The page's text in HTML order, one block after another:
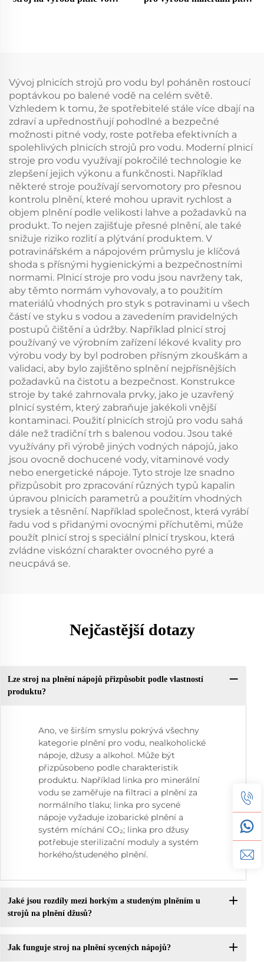
Vývoj plnicích strojů pro vodu byl poháněn rostoucí
poptávkou po balené vodě na celém světě.
Vzhledem k tomu, že spotřebitelé stále více dbají na
zdraví a upřednostňují pohodlné a bezpečné
možnosti pitné vody, roste potřeba efektivních a
spolehlivých plnicích strojů pro vodu. Moderní plnicí
stroje pro vodu využívají pokročilé technologie ke
zlepšení jejich výkonu a funkčnosti. Například
některé stroje používají servomotory pro přesnou
kontrolu plnění, které mohou upravit rychlost a
objem plnění podle velikosti lahve a požadavků na
produkt. To nejen zajišťuje přesné plnění, ale také
snižuje riziko rozlití a plýtvání produktem. V
potravinářském a nápojovém průmyslu je klíčová
shoda s přísnými hygienickými a bezpečnostními
normami. Plnicí stroje pro vodu jsou navrženy tak,
aby těmto normám vyhovovaly, a to použitím
materiálů vhodných pro styk s potravinami u všech
částí ve styku s vodou a zavedením pravidelných
postupů čištění a údržby. Například plnicí stroj
používaný ve výrobním zařízení lékové kvality pro
výrobu vody by byl podroben přísným zkouškám a
validaci, aby bylo zajištěno splnění nejpřísnějších
požadavků na čistotu a bezpečnost. Konstrukce
stroje by také zahrnovala prvky, jako je uzavřený
plnicí systém, který zabraňuje jakékoli vnější
kontaminaci. Použití plnicích strojů pro vodu sahá
dále než tradiční trh s balenou vodou. Jsou také
využívány při výrobě jiných vodných nápojů, jako
jsou ovocně dochucené vody, vitaminové vody
nebo energetické nápoje. Tyto stroje lze snadno
přizpůsobit pro zpracování různých typů kapalin
úpravou plnicích parametrů a použitím vhodných
trysiek a těsnění. Například společnost, která vyrábí
řadu vod s přidanými ovocnými příchutěmi, může
použít plnicí stroj s speciální plnicí tryskou, která
zvládne viskózní charakter ovocného pyré a
neucpává se.
Nejčastější dotazy
Lze stroj na plnění nápojů přizpůsobit podle vlastností
produktu?
Ano, ve širším smyslu pokrývá všechny
kategorie plnění pro vodu, nealkoholické
nápoje, džusy a alkohol. Může být
přizpůsobeno podle charakteristik
produktu. Například linka pro minerální
vodu se zaměřuje na filtraci a plnění za
normálního tlaku; linka pro sycené
nápoje vyžaduje izobarické plnění a
systém míchání CO₂; linka pro džusy
potřebuje sterilizační moduly a systém
horkého/studeného plnění.
Jaké jsou rozdíly mezi horkým a studeným plněním u
strojů na plnění džusů?
Jak funguje stroj na plnění sycených nápojů?